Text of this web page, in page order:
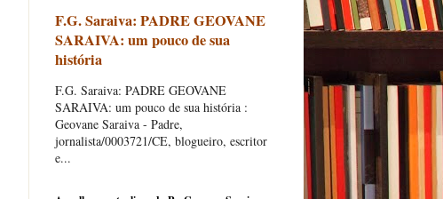
F.G. Saraiva: PADRE GEOVANE
SARAIVA: um pouco de sua
história
F.G. Saraiva: PADRE GEOVANE
SARAIVA: um pouco de sua história :
Geovane Saraiva - Padre,
jornalista/0003721/CE, blogueiro, escritor
e...